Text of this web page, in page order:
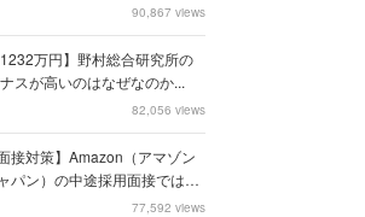
90,867 views
1232万円】野村総合研究所の
スが高いのはなぜなのか...
82,056 views
面接対策】Amazon（アマゾン
パン）の中途採用面接では何
77,592 views